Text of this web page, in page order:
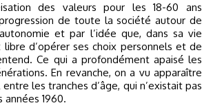
des valeurs pour les 18-60 ans
de toute la société autour de
et par l’idée que, dans sa vie
libre d’opérer ses choix personnels et de
Ce qui a profondément apaisé les
En revanche, on a vu apparaître
les tranches d’âge, qui n’existait pas
1960.